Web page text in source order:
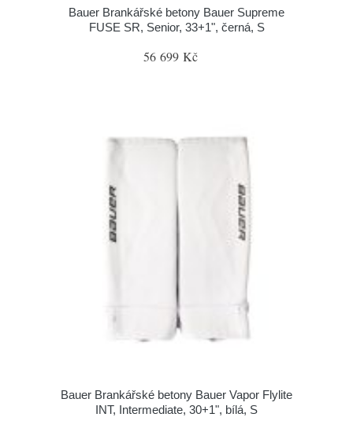
Bauer Brankářské betony Bauer Supreme
FUSE SR, Senior, 33+1", černá, S
56 699 Kč
Bauer Brankářské betony Bauer Vapor Flylite
INT, Intermediate, 30+1", bílá, S